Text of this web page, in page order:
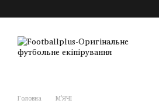
Головна М'ЯЧІ